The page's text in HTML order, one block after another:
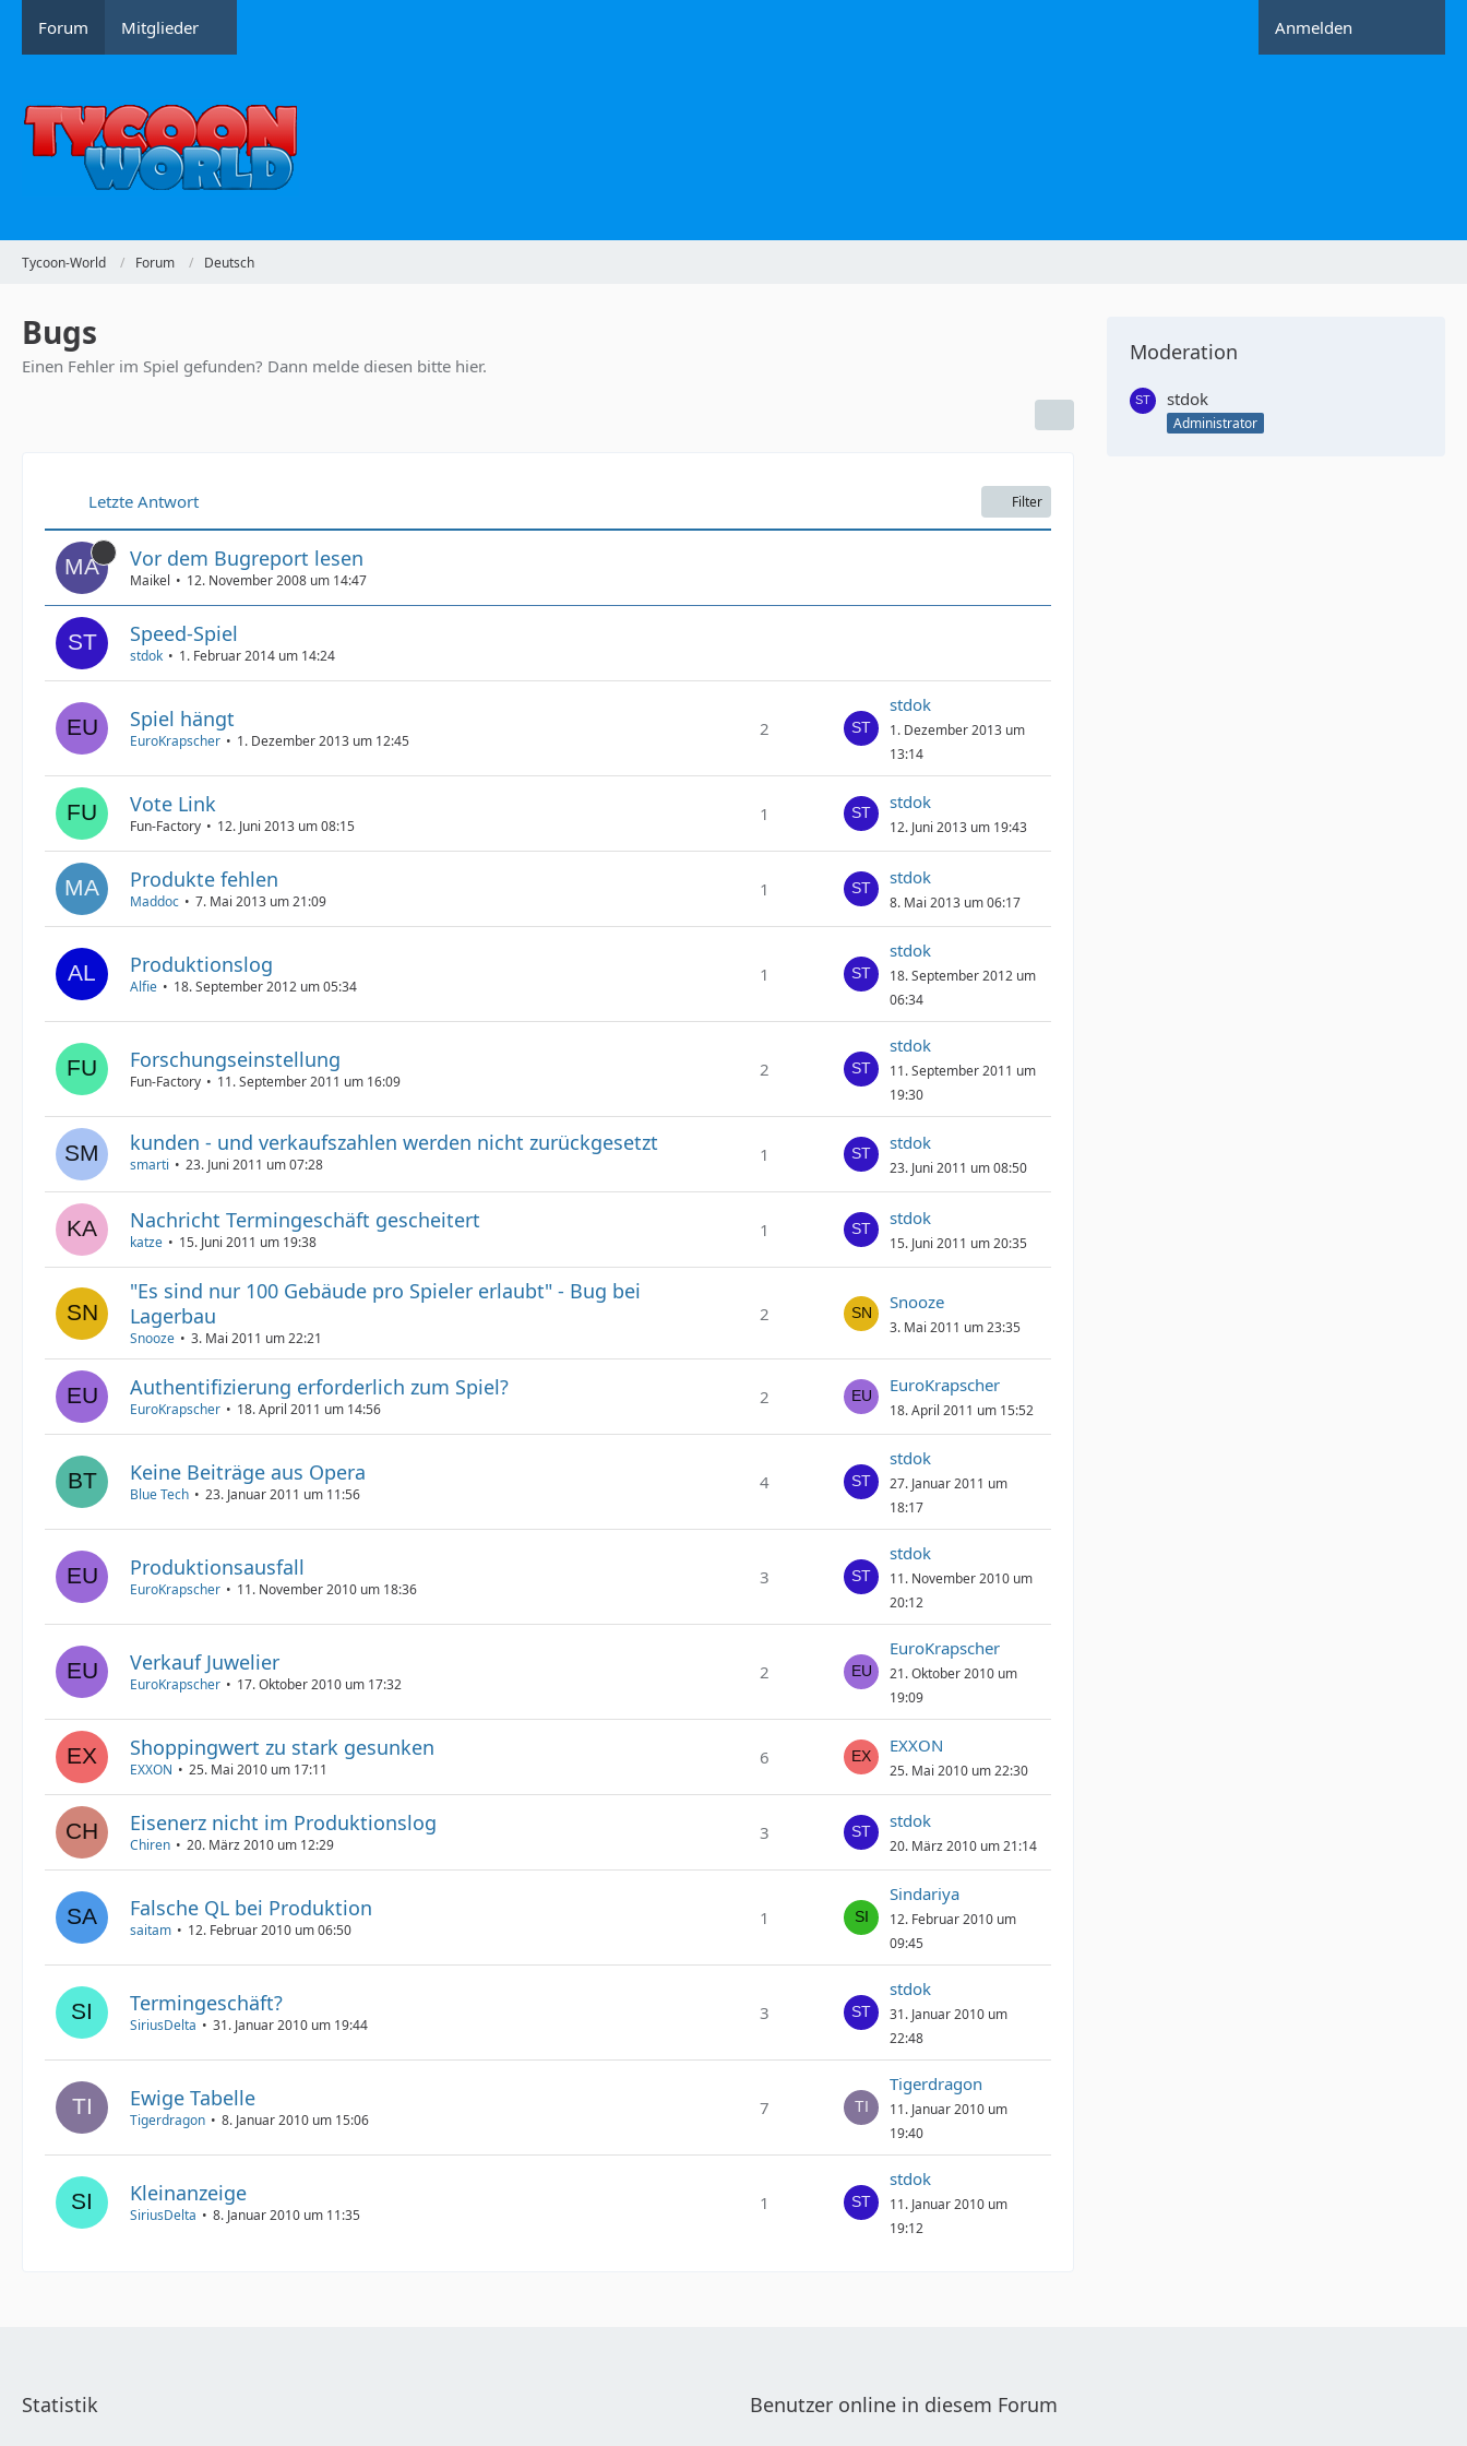
Forum Mitglieder Anmelden
Tycoon-World Forum Deutsch
Bugs
Einen Fehler im Spiel gefunden? Dann melde diesen bitte hier.
Letzte Antwort Filter
Vor dem Bugreport lesen
Maikel 12. November 2008 um 14:47
Speed-Spiel
stdok 1. Februar 2014 um 14:24
Spiel hängt
EuroKrapscher 1. Dezember 2013 um 12:45
2
stdok
1. Dezember 2013 um
13:14
Vote Link
Fun-Factory 12. Juni 2013 um 08:15
1
stdok
12. Juni 2013 um 19:43
Produkte fehlen
Maddoc 7. Mai 2013 um 21:09
1
stdok
8. Mai 2013 um 06:17
Produktionslog
Alfie 18. September 2012 um 05:34
1
stdok
18. September 2012 um
06:34
Forschungseinstellung
Fun-Factory 11. September 2011 um 16:09
2
stdok
11. September 2011 um
19:30
kunden - und verkaufszahlen werden nicht zurückgesetzt
smarti 23. Juni 2011 um 07:28 1
stdok
23. Juni 2011 um 08:50
Nachricht Termingeschäft gescheitert
katze 15. Juni 2011 um 19:38
1
stdok
15. Juni 2011 um 20:35
"Es sind nur 100 Gebäude pro Spieler erlaubt" - Bug bei
Lagerbau
Snooze 3. Mai 2011 um 22:21
2
Snooze
3. Mai 2011 um 23:35
Authentifizierung erforderlich zum Spiel?
EuroKrapscher 18. April 2011 um 14:56
2
EuroKrapscher
18. April 2011 um 15:52
Keine Beiträge aus Opera
Blue Tech 23. Januar 2011 um 11:56
4
stdok
27. Januar 2011 um
18:17
Produktionsausfall
EuroKrapscher 11. November 2010 um 18:36
3
stdok
11. November 2010 um
20:12
Verkauf Juwelier
EuroKrapscher 17. Oktober 2010 um 17:32
2
EuroKrapscher
21. Oktober 2010 um
19:09
Shoppingwert zu stark gesunken
EXXON 25. Mai 2010 um 17:11
6
EXXON
25. Mai 2010 um 22:30
Eisenerz nicht im Produktionslog
Chiren 20. März 2010 um 12:29
3
stdok
20. März 2010 um 21:14
Falsche QL bei Produktion
saitam 12. Februar 2010 um 06:50
1
Sindariya
12. Februar 2010 um
09:45
Termingeschäft?
SiriusDelta 31. Januar 2010 um 19:44
3
stdok
31. Januar 2010 um
22:48
Ewige Tabelle
Tigerdragon 8. Januar 2010 um 15:06
7
Tigerdragon
11. Januar 2010 um
19:40
Kleinanzeige
SiriusDelta 8. Januar 2010 um 11:35
1
stdok
11. Januar 2010 um
19:12
Moderation
stdok
Administrator
Statistik Benutzer online in diesem Forum